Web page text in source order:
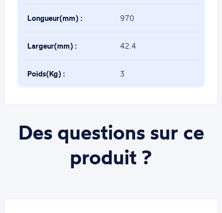
Longueur(mm) : 970
Largeur(mm) : 42.4
Poids(Kg) : 3
Des questions sur ce
produit ?